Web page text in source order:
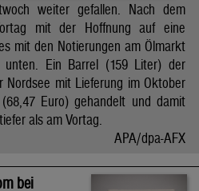
weiter gefallen. Nach dem
mit der Hoffnung auf eine
mit den Notierungen am Ölmarkt
Ein Barrel (159 Liter) der
Nordsee mit Lieferung im Oktober
Euro) gehandelt und damit
als am Vortag.
APA/dpa-AFX
bei